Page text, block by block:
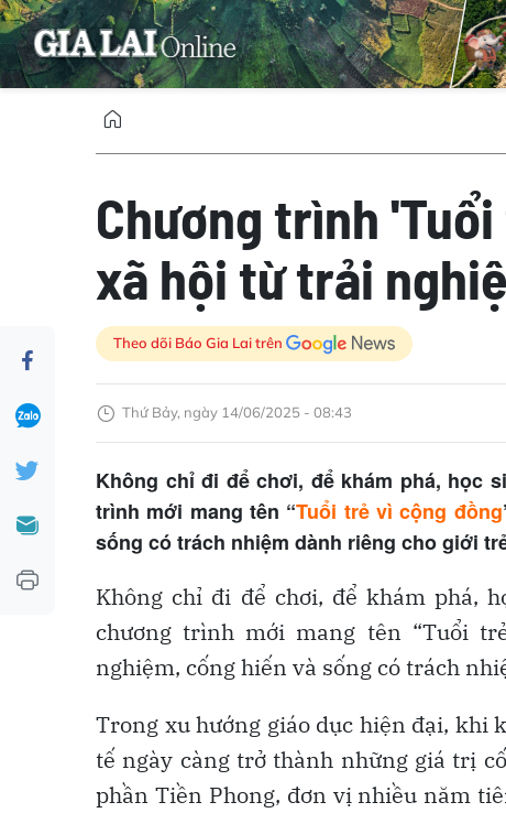
Chương trình
xã hội từ trải
Theo dõi Báo Gia Lai trên
Thứ Bảy, ngày 14/06/2025 - 08:43
Không chỉ đi để chơi, để khám phá, học
trình mới mang tên “Tuổi trẻ vì cộng đồng
sống có trách nhiệm dành riêng cho giới
Không chỉ đi để chơi, để khám phá,
chương trình mới mang tên “Tuổi
nghiệm, cống hiến và sống có trách
Trong xu hướng giáo dục hiện đại, khi
tế ngày càng trở thành những giá trị
phần Tiền Phong, đơn vị nhiều năm